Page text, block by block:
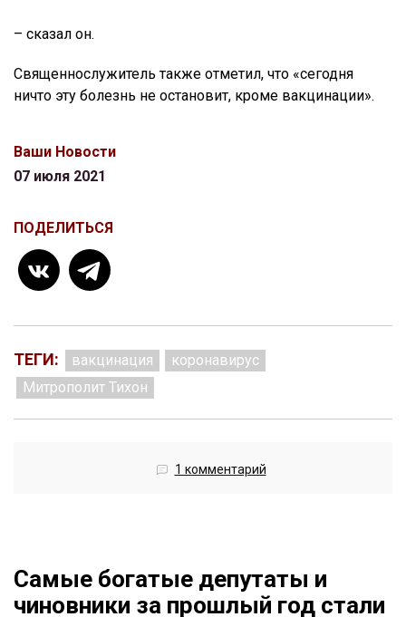
– сказал он.
Священнослужитель также отметил, что «сегодня
ничто эту болезнь не остановит, кроме вакцинации».
Ваши Новости
07 июля 2021
ПОДЕЛИТЬСЯ
ТЕГИ: вакцинация
коронавирус
Митрополит Тихон
1 комментарий
Самые богатые депутаты и
чиновники за прошлый год стали